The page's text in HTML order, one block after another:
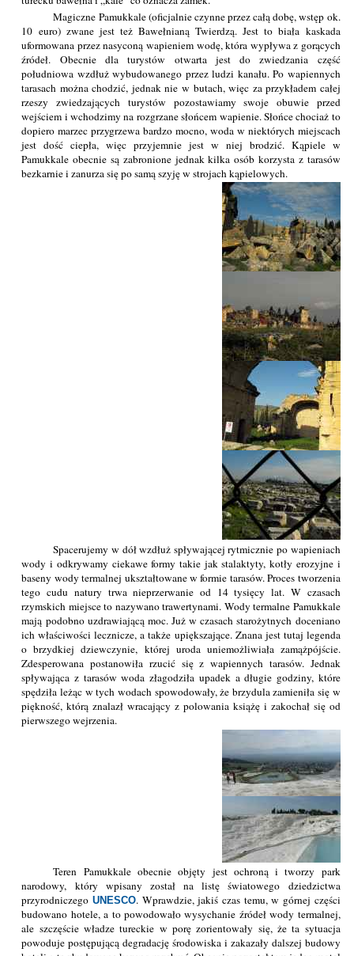
Magiczne Pamukkale (oficjalnie czynne przez całą dobę, wstęp ok.
10 euro) zwane jest też Bawełnianą Twierdzą. Jest to biała kaskada
uformowana przez nasyconą wapieniem wodę, która wypływa z gorących
źródeł. Obecnie dla turystów otwarta jest do zwiedzania część
południowa wzdłuż wybudowanego przez ludzi kanału. Po wapiennych
tarasach można chodzić, jednak nie w butach, więc za przykładem całej
rzeszy zwiedzających turystów pozostawiamy swoje obuwie przed
wejściem i wchodzimy na rozgrzane słońcem wapienie. Słońce chociaż to
dopiero marzec przygrzewa bardzo mocno, woda w niektórych miejscach
jest dość ciepła, więc przyjemnie jest w niej brodzić. Kąpiele w
Pamukkale obecnie są zabronione jednak kilka osób korzysta z tarasów
bezkarnie i zanurza się po samą szyję w strojach kąpielowych.
Spacerujemy w dół wzdłuż spływającej rytmicznie po wapieniach
wody i odkrywamy ciekawe formy takie jak stalaktyty, kotły erozyjne i
baseny wody termalnej ukształtowane w formie tarasów. Proces tworzenia
tego cudu natury trwa nieprzerwanie od 14 tysięcy lat. W czasach
rzymskich miejsce to nazywano trawertynami. Wody termalne Pamukkale
mają podobno uzdrawiającą moc. Już w czasach starożytnych doceniano
ich właściwości lecznicze, a także upiększające. Znana jest tutaj legenda
o brzydkiej dziewczynie, której uroda uniemożliwiała zamążpójście.
Zdesperowana postanowiła rzucić się z wapiennych tarasów. Jednak
spływająca z tarasów woda złagodziła upadek a długie godziny, które
spędziła leżąc w tych wodach spowodowały, że brzydula zamieniła się w
piękność, którą znalazł wracający z polowania książę i zakochał się od
pierwszego wejrzenia.
Teren Pamukkale obecnie objęty jest ochroną i tworzy park
narodowy, który wpisany został na listę światowego dziedzictwa
przyrodniczegoUNESCO. Wprawdzie, jakiś czas temu, w górnej części
budowano hotele, a to powodowało wysychanie źródeł wody termalnej,
ale szczęście władze tureckie w porę zorientowały się, że ta sytuacja
powoduje postępującą degradację środowiska i zakazały dalszej budowy